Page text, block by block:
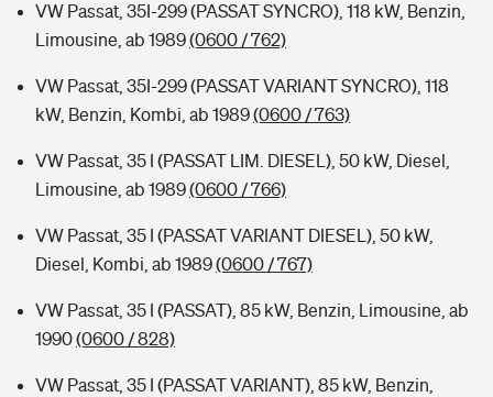
VW Passat, 35I-299 (PASSAT SYNCRO), 118 kW, Benzin,
Limousine, ab 1989(0600 / 762)
VW Passat, 35I-299 (PASSAT VARIANT SYNCRO), 118
kW, Benzin, Kombi, ab 1989(0600 / 763)
VW Passat, 35 I (PASSAT LIM. DIESEL), 50 kW, Diesel,
Limousine, ab 1989(0600 / 766)
VW Passat, 35 I (PASSAT VARIANT DIESEL), 50 kW,
Diesel, Kombi, ab 1989(0600 / 767)
VW Passat, 35 I (PASSAT), 85 kW, Benzin, Limousine, ab
1990(0600 / 828)
VW Passat, 35 I (PASSAT VARIANT), 85 kW, Benzin,